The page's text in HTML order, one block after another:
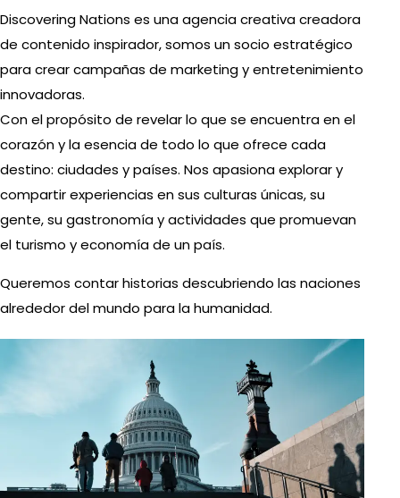
Discovering Nations es una agencia creativa creadora
de contenido inspirador, somos un socio estratégico
para crear campañas de marketing y entretenimiento
innovadoras.
Con el propósito de revelar lo que se encuentra en el
corazón y la esencia de todo lo que ofrece cada
destino: ciudades y países. Nos apasiona explorar y
compartir experiencias en sus culturas únicas, su
gente, su gastronomía y actividades que promuevan
el turismo y economía de un país.
Queremos contar historias descubriendo las naciones
alrededor del mundo para la humanidad.